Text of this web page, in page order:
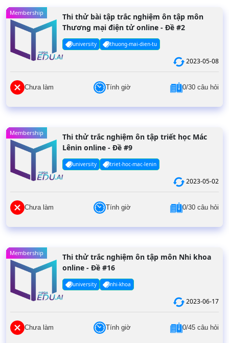
Membership
Thi thử bài tập trắc nghiệm ôn tập môn
Thương mại điện tử online - Đề #2
university thuong-mai-dien-tu
2023-05-08
Chưa làm Tính giờ 0/30 câu hỏi
Membership
Thi thử trắc nghiệm ôn tập triết học Mác
Lênin online - Đề #9
university triet-hoc-mac-lenin
2023-05-02
Chưa làm Tính giờ 0/30 câu hỏi
Membership
Thi thử trắc nghiệm ôn tập môn Nhi khoa
online - Đề #16
university nhi-khoa
2023-06-17
Chưa làm Tính giờ 0/45 câu hỏi